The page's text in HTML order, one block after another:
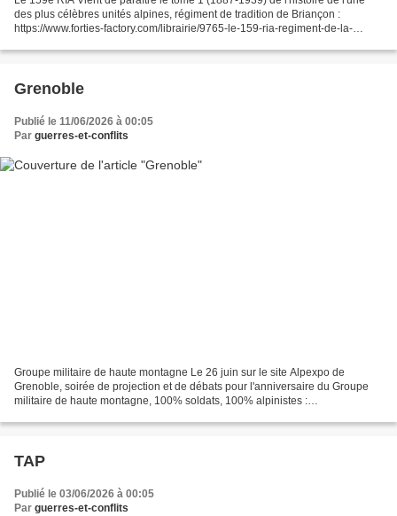
des plus célèbres unités alpines, régiment de tradition de Briançon :
https://www.forties-factory.com/librairie/9765-le-159-ria-regiment-de-la-
Grenoble
Publié le 11/06/2026 à 00:05
Par guerres-et-conflits
Groupe militaire de haute montagne Le 26 juin sur le site Alpexpo de
Grenoble, soirée de projection et de débats pour l'anniversaire du Groupe
militaire de haute montagne, 100% soldats, 100% alpinistes :
TAP
Publié le 03/06/2026 à 00:05
Par guerres-et-conflits